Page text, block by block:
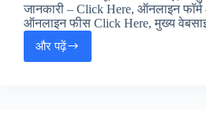
जेल
वार्डन/
कांस्टेबल
जॉब
अलर्ट
जानकारी – Click Here, ऑनलाइन
ऑनलाइन फीस Click Here, मुख्य
और पढ़ेंSSC